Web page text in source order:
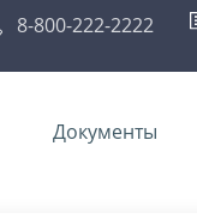
8-800-222-2222
Документы